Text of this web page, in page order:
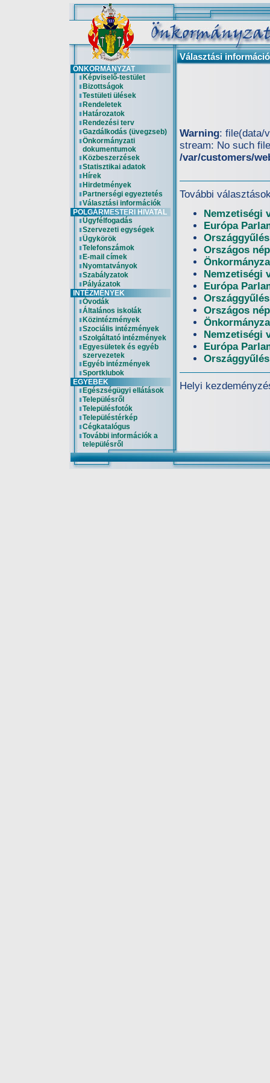
Választási
ÖNKORMÁNYZAT
Képviselő-testület
Bizottságok
Testületi ülések
Rendeletek
Határozatok
Rendezési terv
Gazdálkodás (üvegzseb)
Önkormányzati
dokumentumok
Közbeszerzések
Statisztikai adatok
Hírek
Hirdetmények
Partnerségi egyeztetés
Választási információk
POLGÁRMESTERI HIVATAL
Ügyfélfogadás
Szervezeti egységek
Ügykörök
Telefonszámok
E-mail címek
Nyomtatványok
Szabályzatok
Pályázatok
INTÉZMÉNYEK
Óvodák
Általános iskolák
Közintézmények
Szociális intézmények
Szolgáltató intézmények
Egyesületek és egyéb
szervezetek
Egyéb intézmények
Sportklubok
EGYEBEK
Egészségügyi ellátások
Településről
Településfotók
Településtérkép
Cégkatalógus
További információk a
településről
Warning: file(data/
stream: No such
/var/customers/
További
Nemzetiségi
Európa
Országos
Nemzetiségi
Európa
Országos
Nemzetiségi
Európa
Helyi